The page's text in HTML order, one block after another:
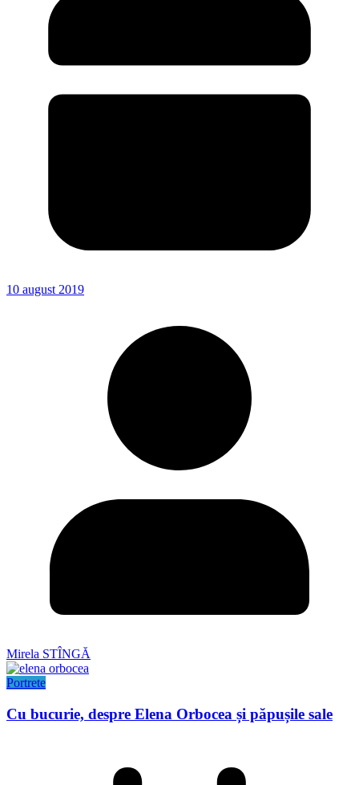
10 august 2019
Mirela STÎNGĂ
Portrete
Cu bucurie, despre Elena Orbocea și păpușile sale